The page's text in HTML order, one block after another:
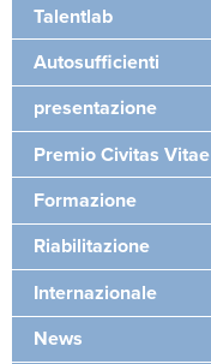
Talentlab
Autosufficienti
presentazione
Premio Civitas Vitae
Formazione
Riabilitazione
Internazionale
News